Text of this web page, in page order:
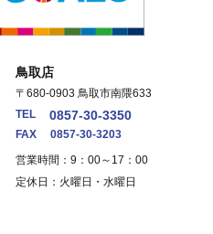
鳥取店
〒680-0903 鳥取市南隈633
TEL
0857-30-3350
FAX
0857-30-3203
営業時間：9：00～17：00
定休日：火曜日・水曜日